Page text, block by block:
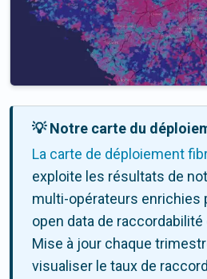
💡 Notre carte du
La carte de déploiement
exploite les résultats de
multi-opérateurs enrichies
open data de raccordabilité
Mise à jour chaque
visualiser le taux de